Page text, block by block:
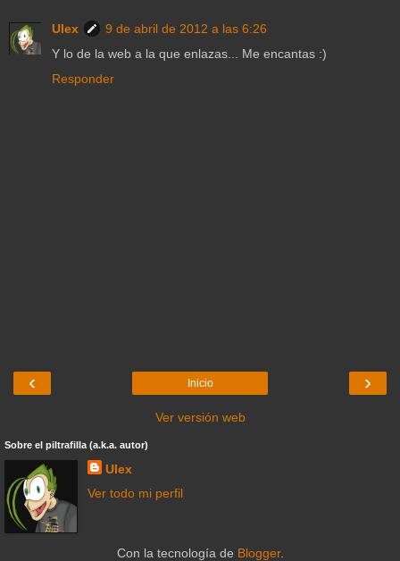
Ulex
9 de abril de 2012 a las 6:26
Y lo de la web a la que enlazas... Me encantas :)
Responder
‹ ›
Inicio
Ver versión web
Sobre el piltrafilla (a.k.a. autor)
Ulex
Ver todo mi perfil
Con la tecnología de Blogger.